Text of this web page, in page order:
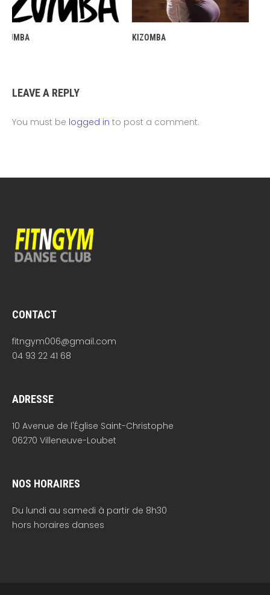
LEAVE A REPLY
You must be logged in to post a comment.
CONTACT
fitngym006@gmail.com
04 93 22 41 68
ADRESSE
10 Avenue de l'Église Saint-Christophe
06270 Villeneuve-Loubet
NOS HORAIRES
Du lundi au samedi à partir de 8h30
hors horaires danses